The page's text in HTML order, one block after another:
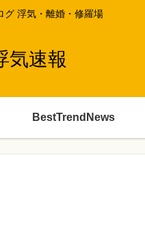
グ 浮気・離婚・修羅場
気速報
BestTrendNews